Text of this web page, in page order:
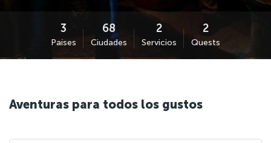
Países Ciudades Servicios Quests
Aventuras para todos los gustos